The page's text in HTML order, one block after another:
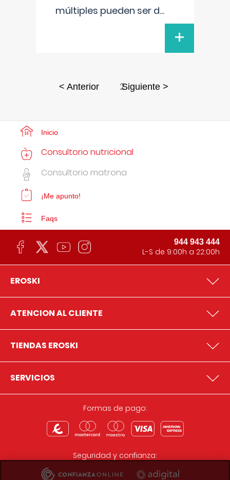
múltiples pueden ser d...
+
< Anterior 2Siguiente >
Inicio
Consultorio nutricional
Consultorio matrona
¡Me apunto!
Faqs
944 943 444
L-S de 9:00h a 22:00h
EROSKI
ATENCION AL CLIENTE
TIENDAS EROSKI
SERVICIOS
Formas de pago:
Seguridad y confianza: